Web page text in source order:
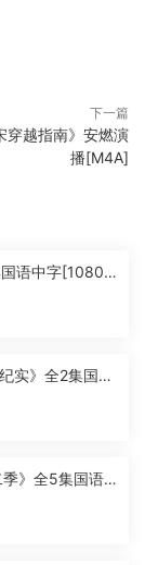
下一篇
穿越指南》安燃演
播[M4A]
语中字[1080
实》全2集国语
》全5集国语